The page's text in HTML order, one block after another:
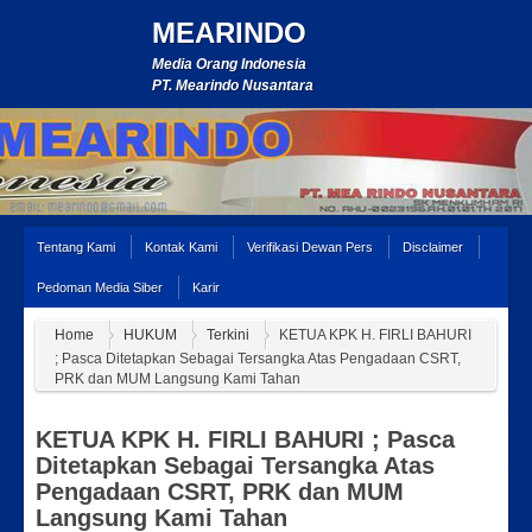
MEARINDO
Media Orang Indonesia
PT. Mearindo Nusantara
Tentang Kami Kontak Kami Verifikasi Dewan Pers Disclaimer
Pedoman Media Siber Karir
Home HUKUM Terkini
KETUA KPK H. FIRLI BAHURI
; Pasca Ditetapkan Sebagai Tersangka Atas Pengadaan CSRT,
PRK dan MUM Langsung Kami Tahan
KETUA KPK H. FIRLI BAHURI ; Pasca
Ditetapkan Sebagai Tersangka Atas
Pengadaan CSRT, PRK dan MUM
Langsung Kami Tahan